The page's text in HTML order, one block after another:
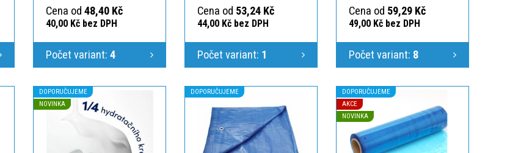
Cena od 48,40 Kč
40,00 Kč bez DPH
Počet variant: 4
Cena od 53,24 Kč
44,00 Kč bez DPH
Počet variant: 1
Cena od 59,29 Kč
49,00 Kč bez DPH
Počet variant: 8
DOPORUČUJEME
NOVINKA
DOPORUČUJEME
DOPORUČUJEME
AKCE
NOVINKA